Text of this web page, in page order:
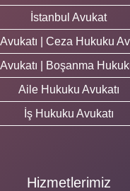
İstanbul Avukat
| Ceza Hukuku
| Boşanma
Aile Hukuku Avukatı
İş Hukuku Avukatı
Hizmetlerimiz